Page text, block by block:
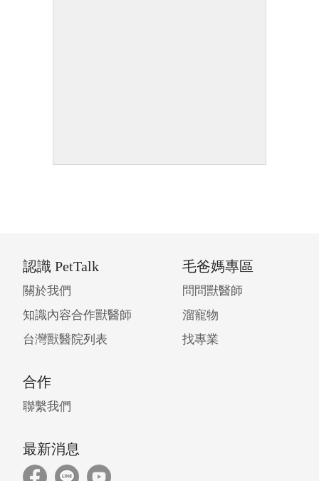
認識 PetTalk
關於我們
知識內容合作獸醫師
台灣獸醫院列表
毛爸媽專區
問問獸醫師
溜寵物
找專業
合作
聯繫我們
最新消息